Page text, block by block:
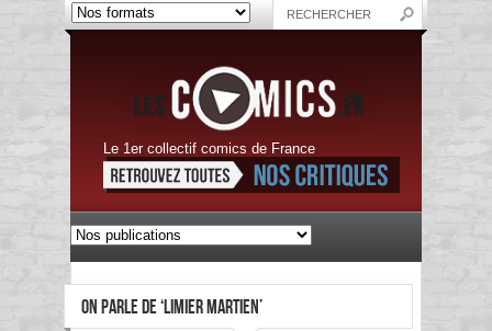
Le 1er collectif comics de France
ON PARLE DE ‘LIMIER MARTIEN’